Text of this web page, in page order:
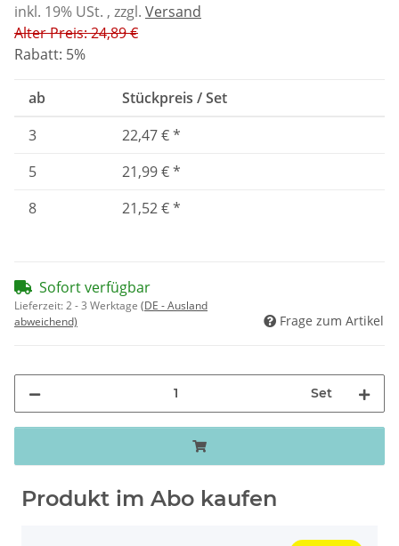
inkl. 19% USt. , zzgl. Versand
Alter Preis: 24,89 €
Rabatt: 5%
ab
Stückpreis / Set
3
22,47 €*
5
21,99 €*
8
21,52 €*
Sofort verfügbar
Lieferzeit:2 - 3 Werktage (DE - Ausland
abweichend)
Frage zum Artikel
Set
Produkt im Abo kaufen